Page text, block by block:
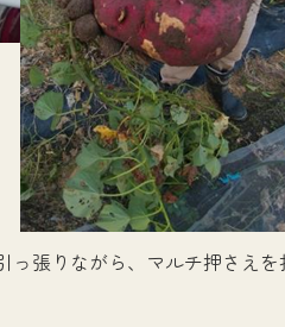
張りながら、マルチ押さえ